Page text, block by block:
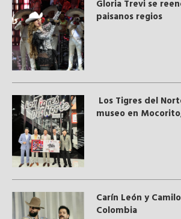
Gloria Trevi se
paisanos regios
Los Tigres del
museo en
Carín León y
Colombia